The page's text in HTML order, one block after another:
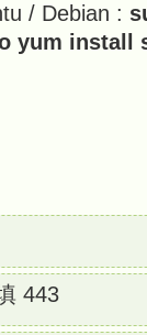
/ Debian :
yum install
443